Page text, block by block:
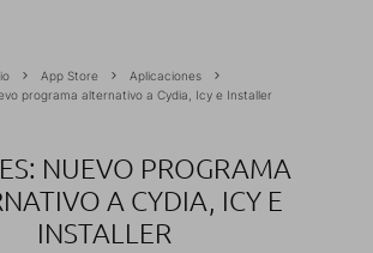
App Store
Aplicaciones
programa alternativo a Cydia, Icy e Installer
NUEVO PROGRAMA
A CYDIA, ICY E
INSTALLER